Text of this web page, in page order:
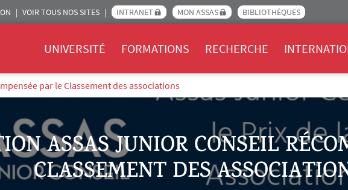
VOIR TOUS NOS SITES INTRANET MON ASSAS BIBLIOTHÈQUES
UNIVERSITÉ FORMATIONS RECHERCHE
par le Classement des associations
ASSAS JUNIOR CONSEIL
CLASSEMENT DES